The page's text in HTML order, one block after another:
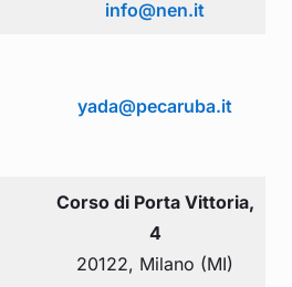
info@nen.it
yada@pecaruba.it
Corso di Porta Vittoria,
4
20122, Milano (MI)